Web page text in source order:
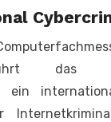
das
ein